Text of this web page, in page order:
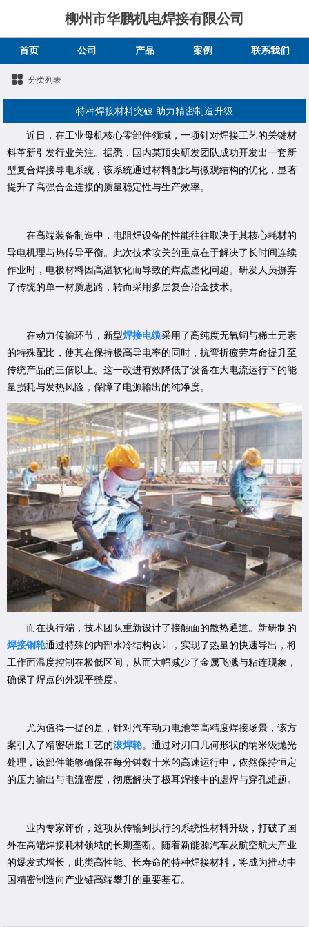
柳州市华鹏机电焊接有限公司
首页 公司 产品 案例 联系我们
分类列表
特种焊接材料突破 助力精密制造升级
近日，在工业母机核心零部件领域，一项针对焊接工艺的关键材
料革新引发行业关注。据悉，国内某顶尖研发团队成功开发出一套新
型复合焊接导电系统，该系统通过材料配比与微观结构的优化，显著
提升了高强合金连接的质量稳定性与生产效率。
在高端装备制造中，电阻焊设备的性能往往取决于其核心耗材的
导电机理与热传导平衡。此次技术攻关的重点在于解决了长时间连续
作业时，电极材料因高温软化而导致的焊点虚化问题。研发人员摒弃
了传统的单一材质思路，转而采用多层复合冶金技术。
在动力传输环节，新型焊接电缆采用了高纯度无氧铜与稀土元素
的特殊配比，使其在保持极高导电率的同时，抗弯折疲劳寿命提升至
传统产品的三倍以上。这一改进有效降低了设备在大电流运行下的能
量损耗与发热风险，保障了电源输出的纯净度。
而在执行端，技术团队重新设计了接触面的散热通道。新研制的
焊接铜轮通过特殊的内部水冷结构设计，实现了热量的快速导出，将
工作面温度控制在极低区间，从而大幅减少了金属飞溅与粘连现象，
确保了焊点的外观平整度。
尤为值得一提的是，针对汽车动力电池等高精度焊接场景，该方
案引入了精密研磨工艺的滚焊轮。通过对刃口几何形状的纳米级抛光
处理，该部件能够确保在每分钟数十米的高速运行中，依然保持恒定
的压力输出与电流密度，彻底解决了极耳焊接中的虚焊与穿孔难题。
业内专家评价，这项从传输到执行的系统性材料升级，打破了国
外在高端焊接耗材领域的长期垄断。随着新能源汽车及航空航天产业
的爆发式增长，此类高性能、长寿命的特种焊接材料，将成为推动中
国精密制造向产业链高端攀升的重要基石。